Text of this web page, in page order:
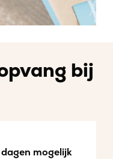
bij
mogelijk